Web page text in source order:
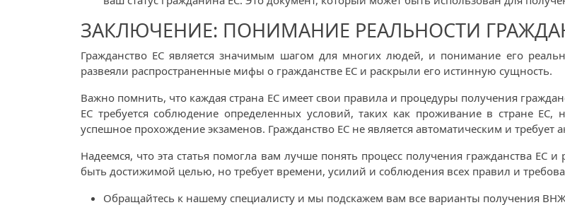
ЗАКЛЮЧЕНИЕ: ПОНИМАНИЕ РЕАЛЬНОСТИ
Гражданство ЕС является значимым шагом для многих людей, и понимание его
развеяли распространенные мифы о гражданстве ЕС и раскрыли его истинную сущность.
Важно помнить, что каждая страна ЕС имеет свои правила и процедуры получения
ЕС требуется соблюдение определенных условий, таких как проживание в стране ЕС,
успешное прохождение экзаменов. Гражданство ЕС не является автоматическим и требует
Надеемся, что эта статья помогла вам лучше понять процесс получения гражданства ЕС
быть достижимой целью, но требует времени, усилий и соблюдения всех правил и
Обращайтесь к нашему специалисту и мы подскажем вам все варианты получения